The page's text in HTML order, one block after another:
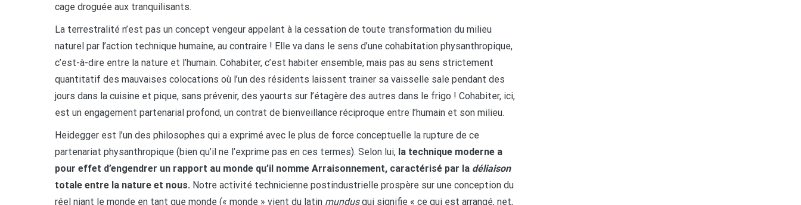
cage droguée aux tranquilisants.
La terrestralité n’est pas un concept vengeur appelant à la cessation de toute transformation du milieu
naturel par l’action technique humaine, au contraire ! Elle va dans le sens d’une cohabitation physanthropique,
c’est-à-dire entre la nature et l’humain. Cohabiter, c’est habiter ensemble, mais pas au sens strictement
quantitatif des mauvaises colocations où l’un des résidents laissent trainer sa vaisselle sale pendant des
jours dans la cuisine et pique, sans prévenir, des yaourts sur l’étagère des autres dans le frigo ! Cohabiter, ici,
est un engagement partenarial profond, un contrat de bienveillance réciproque entre l’humain et son milieu.
Heidegger est l’un des philosophes qui a exprimé avec le plus de force conceptuelle la rupture de ce
partenariat physanthropique (bien qu’il ne l’exprime pas en ces termes). Selon lui, la technique moderne a
pour effet d’engendrer un rapport au monde qu’il nomme Arraisonnement, caractérisé par la déliaison
totale entre la nature et nous. Notre activité technicienne postindustrielle prospère sur une conception du
réel niant le monde en tant que monde (« monde » vient du latin mundusqui signifie « ce qui est arrangé, net,